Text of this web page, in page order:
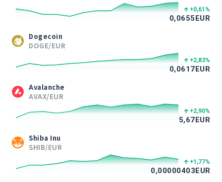
+0,61 %
0,0655EUR
Dogecoin
DOGE/EUR
+2,83%
0,0617EUR
Avalanche
AVAX/EUR
+2,90%
5,67EUR
Shiba Inu
SHIB/EUR
+1,77%
0,00000403EUR